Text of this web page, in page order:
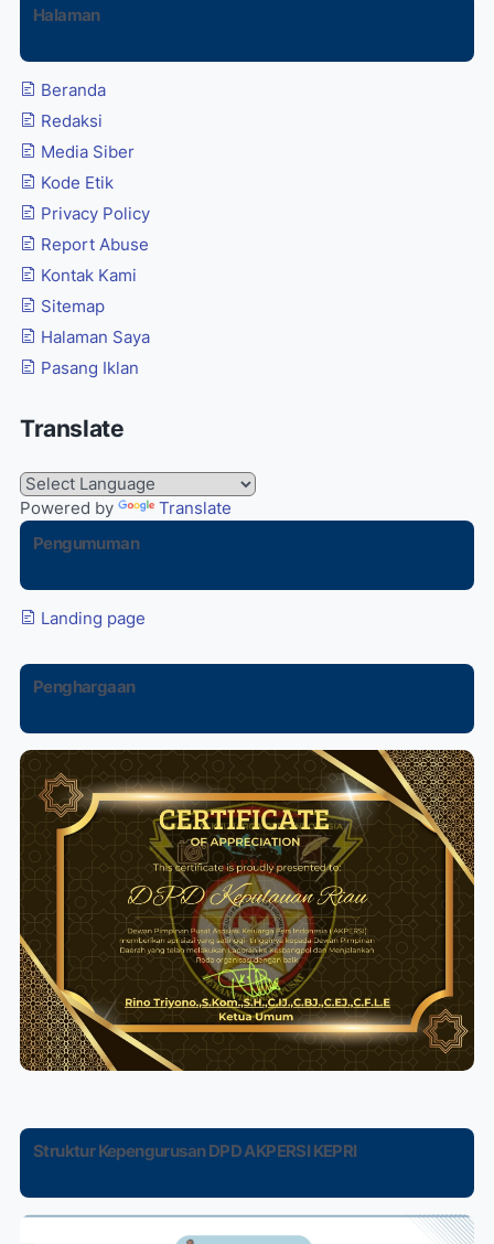
Halaman
Beranda
Redaksi
Media Siber
Kode Etik
Privacy Policy
Report Abuse
Kontak Kami
Sitemap
Halaman Saya
Pasang Iklan
Translate
Powered by
Translate
Pengumuman
Landing page
Penghargaan
Struktur Kepengurusan DPD AKPERSI KEPRI